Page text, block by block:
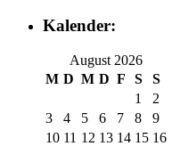
Kalender:
August 2026
M D M D F S
S
1
2
3
4 5 6 7 8
9
10 11 12 13 14 15 16